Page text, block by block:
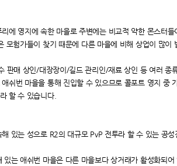
에 영지에 속한 마을로 주변에는 비교적 약한 몬스터들
모험가들이 찾기 때문에 다른 마을에 비해 상업이 많이
판매 상인/대장장이/길드 관리인/재료 상인 등 여러 종
쉬번 마을을 통해 진입할 수 있으므로 콜포트 영지 중
할 수 있습니다.
있는 성으로 R2의 대규모 PvP 전투라 할 수 있는 공성
있는 애쉬번 마을은 다른 마을보다 상거래가 활성화되